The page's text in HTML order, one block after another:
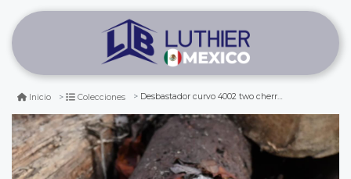
Inicio Colecciones Desbastador curvo 4002 two cherries de 250 mm de ancho con dos mangos